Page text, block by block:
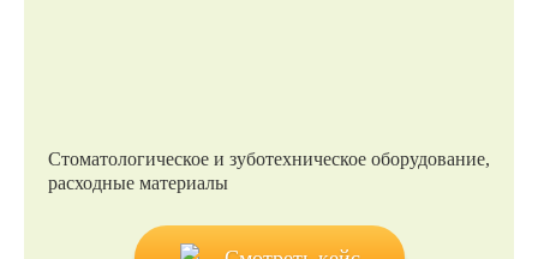
Стоматологическое и зуботехническое оборудование,
расходные материалы